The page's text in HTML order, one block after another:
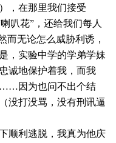
，在那里我们接受
叭花”，还给我们每人
而无论怎么威胁利诱，
，实验中学的学弟学妹
诚地保护着我，而我
因为也问不出个结
没打没骂，没有刑讯逼
顺利逃脱，我真为他庆